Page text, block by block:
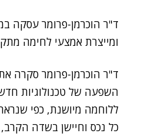
ד"ר הוכרמן-פרומר עסקה
ומייצרת אמצעי לחימה
ד"ר הוכרמן-פרומר סקרה
ללוחמה מיושנת, כפי
כל נכס וחיישן בשדה